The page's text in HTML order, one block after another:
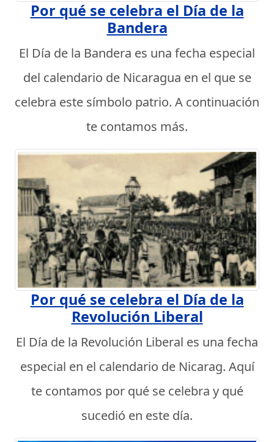
Por qué se celebra el Día de la
Bandera
El Día de la Bandera es una fecha especial
del calendario de Nicaragua en el que se
celebra este símbolo patrio. A continuación
te contamos más.
Por qué se celebra el Día de la
Revolución Liberal
El Día de la Revolución Liberal es una fecha
especial en el calendario de Nicarag. Aquí
te contamos por qué se celebra y qué
sucedió en este día.